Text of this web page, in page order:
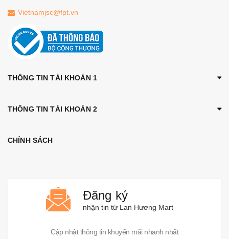
Vietnamjsc@fpt.vn
THÔNG TIN TÀI KHOẢN 1
THÔNG TIN TÀI KHOẢN 2
CHÍNH SÁCH
Đăng ký
nhận tin từ Lan Hương Mart
Cập nhật thông tin khuyến mãi nhanh nhất